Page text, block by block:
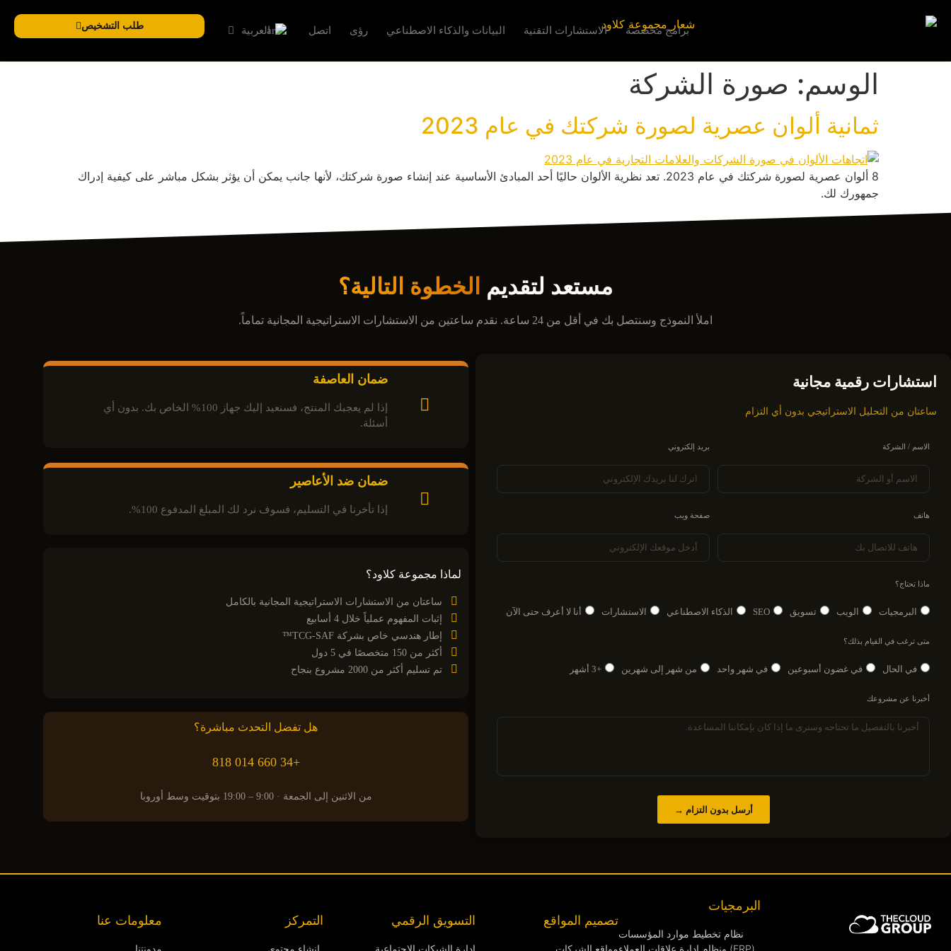
المحتوى
برامج مخصصة الاستشارات التقنية البيانات والذكاء الاصطناعي رؤى اتصل العربية طلب التشخيص
الوسم: صورة الشركة
ثمانية ألوان عصرية لصورة شركتك في عام 2023
8 ألوان عصرية لصورة شركتك في عام 2023. تعد نظرية الألوان حاليًا أحد المبادئ الأساسية عند إنشاء صورة شركتك، لأنها جانب يمكن أن يؤثر بشكل مباشر على كيفية إدراك
جمهورك لك.
مستعد لتقديم الخطوة التالية؟
املأ النموذج وسنتصل بك في أقل من 24 ساعة. نقدم ساعتين من الاستشارات الاستراتيجية المجانية تماماً.
استشارات رقمية مجانية
ساعتان من التحليل الاستراتيجي بدون أي التزام
الاسم / الشركة بريد إلكتروني
هاتف صفحة ويب
ماذا تحتاج؟
البرمجيات الويب تسويق SEO الذكاء الاصطناعي الاستشارات أنا لا أعرف حتى الآن
متى ترغب في القيام بذلك؟
في الحال في غضون أسبوعين في شهر واحد من شهر إلى شهرين +3 أشهر
أخبرنا عن مشروعك
أرسل بدون التزام →
ضمان العاصفة
إذا لم يعجبك المنتج، فسنعيد إليك جهاز 100% الخاص بك. بدون أي
أسئلة.
ضمان ضد الأعاصير
إذا تأخرنا في التسليم، فسوف نرد لك المبلغ المدفوع 100%.
لماذا مجموعة كلاود؟
ساعتان من الاستشارات الاستراتيجية المجانية بالكامل
إثبات المفهوم عملياً خلال 4 أسابيع
إطار هندسي خاص بشركة TCG-SAF™
أكثر من 150 متخصصًا في 5 دول
تم تسليم أكثر من 2000 مشروع بنجاح
هل تفضل التحدث مباشرة؟
+34 660 014 818
من الاثنين إلى الجمعة · 9:00 – 19:00 بتوقيت وسط أوروبا
البرمجيات
نظام تخطيط موارد المؤسسات
تصميم المواقع التسويق الرقمي التمركز معلومات عنا